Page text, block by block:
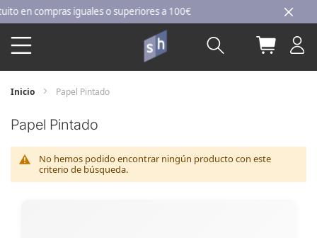
Ir
al
contenido
compras iguales o superiores a 100€
Buscar Mi
Inicio Papel Pintado
Papel Pintado
No hemos podido encontrar ningún producto con este
criterio de búsqueda.